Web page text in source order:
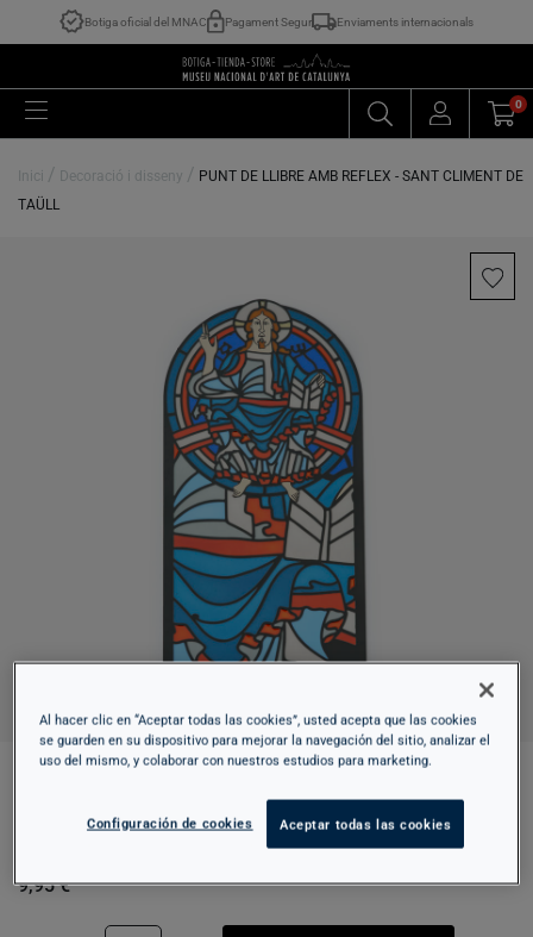
Botiga oficial del MNAC Pagament Segur Enviaments internacionals
0
Inici / Decoració i disseny / PUNT DE LLIBRE AMB REFLEX - SANT CLIMENT DE
TAÜLL
PUNT DE LLIBRE AMB REFLEX - SANT
CLIMENT DE TAÜLL
9,95 €
Al hacer clic en “Aceptar todas las cookies”, usted acepta que las cookies
se guarden en su dispositivo para mejorar la navegación del sitio, analizar el
uso del mismo, y colaborar con nuestros estudios para marketing.
Configuración de cookies Aceptar todas las cookies